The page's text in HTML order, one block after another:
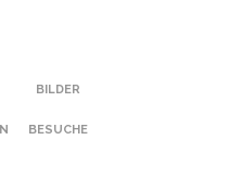
BILDER
BESUCHE